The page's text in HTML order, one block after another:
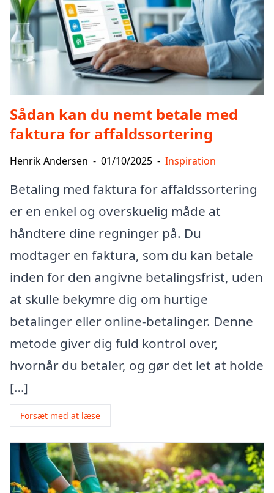
Sådan kan du nemt betale med
faktura for affaldssortering
Henrik Andersen - 01/10/2025 - Inspiration
Betaling med faktura for affaldssortering
er en enkel og overskuelig måde at
håndtere dine regninger på. Du
modtager en faktura, som du kan betale
inden for den angivne betalingsfrist, uden
at skulle bekymre dig om hurtige
betalinger eller online-betalinger. Denne
metode giver dig fuld kontrol over,
hvornår du betaler, og gør det let at holde
[…]
Forsæt med at læse